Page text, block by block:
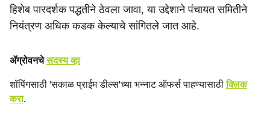
हिशेब पारदर्शक पद्धतीने ठेवला जावा, या उद्देशाने पंचायत समितीने
नियंत्रण अधिक कडक केल्याचे सांगितले जात आहे.
ॲग्रोवनचेसदस्य व्हा
शॉपिंगसाठी 'सकाळ प्राईम डील्स'च्या भन्नाट ऑफर्स पाहण्यासाठीक्लिक
करा.